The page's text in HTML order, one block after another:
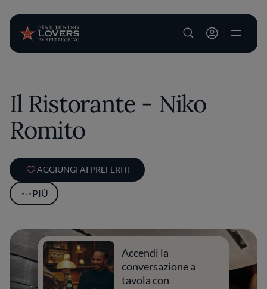
User account
Il Ristorante - Niko
Romito
AGGIUNGI AI PREFERITI
PIÙ
Accendi la
conversazione a
tavola con